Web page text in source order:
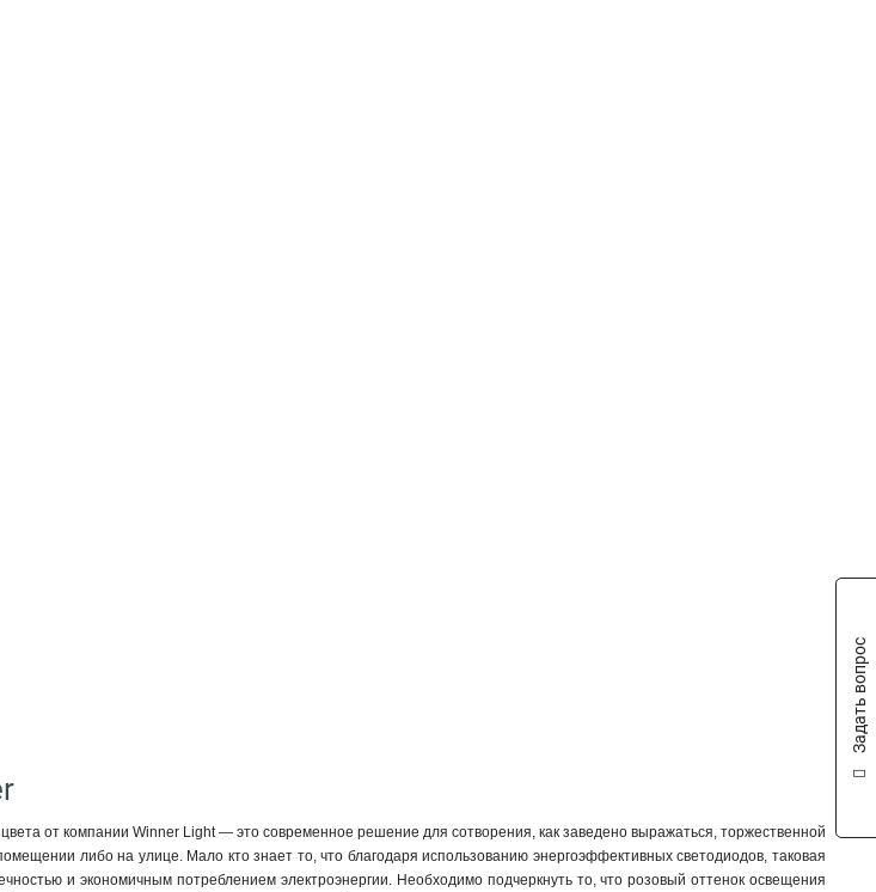
от компании Winner Light — это современное решение для сотворения, как заведено выражаться, торжественной
либо на улице. Мало кто знает то, что благодаря использованию энергоэффективных светодиодов, таковая
и экономичным потреблением электроэнергии. Необходимо подчеркнуть то, что розовый оттенок освещения
Задать вопрос